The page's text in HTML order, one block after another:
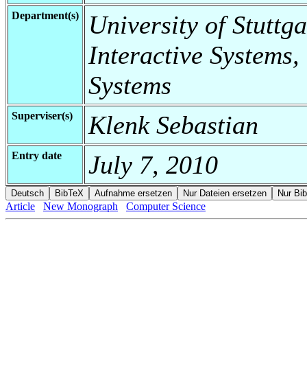
Department(s)
University of
Interactive
Systems
Superviser(s) Klenk Sebastian
Entry date July 7, 2010
Article New Monograph Computer Science